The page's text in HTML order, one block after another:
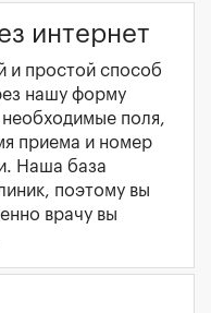
интернет
и простой способ
нашу форму
поля,
приема и номер
Наша база
поэтому вы
врачу вы